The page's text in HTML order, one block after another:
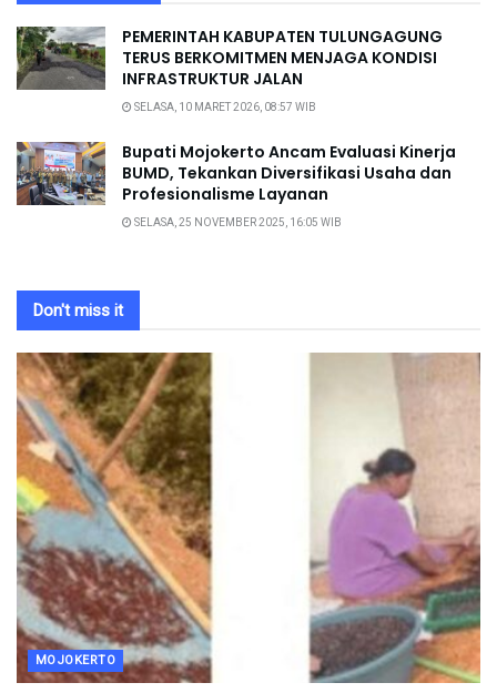
PEMERINTAH KABUPATEN TULUNGAGUNG
TERUS BERKOMITMEN MENJAGA KONDISI
INFRASTRUKTUR JALAN
SELASA, 10 MARET 2026, 08:57 WIB
Bupati Mojokerto Ancam Evaluasi Kinerja
BUMD, Tekankan Diversifikasi Usaha dan
Profesionalisme Layanan
SELASA, 25 NOVEMBER 2025, 16:05 WIB
Don't miss it
MOJOKERTO